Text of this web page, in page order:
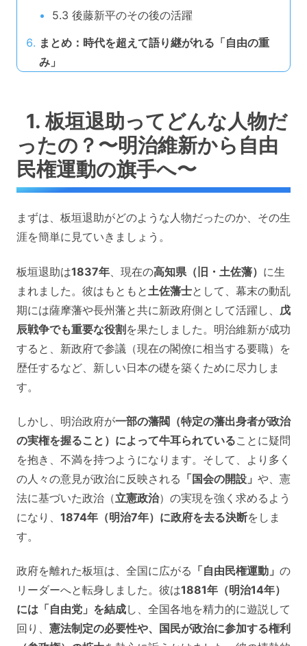
5.3 後藤新平のその後の活躍
まとめ：時代を超えて語り継がれる「自由の重
み」
1. 板垣退助ってどんな人物だ
ったの？〜明治維新から自由
民権運動の旗手へ〜
まずは、板垣退助がどのような人物だったのか、その生
涯を簡単に見ていきましょう。
板垣退助は1837年 、現在の高知県（旧・土佐藩） に生
まれました。彼はもともと 土佐藩士として、幕末の動乱
期には薩摩藩や長州藩と共に新政府側として活躍し、 戊
辰戦争でも重要な役割を果たしました。明治維新が成功
すると、新政府で参議（現在の閣僚に相当する要職）を
歴任するなど、新しい日本の礎を築くために尽力しま
す。
しかし、明治政府が一部の藩閥（特定の藩出身者が政治
の実権を握ること）によって牛耳られていることに疑問
を抱き、不満を持つようになります。そして、より多く
の人々の意見が政治に反映される 「国会の開設」 や、憲
法に基づいた政治（立憲政治）の実現を強く求めるよう
になり、 1874年（明治7年）に政府を去る決断をしま
す。
政府を離れた板垣は、全国に広がる 「自由民権運動」 の
リーダーへと転身しました。彼は1881年（明治14年）
には「自由党」を結成し、全国各地を精力的に遊説して
回り、 憲法制定の必要性や、国民が政治に参加する権利